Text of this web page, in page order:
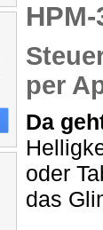
per
Da
oder
das